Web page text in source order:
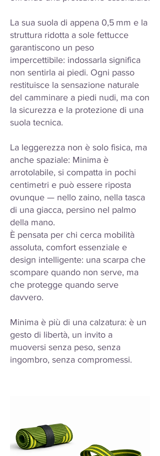
La sua suola di appena 0,5 mm e la
struttura ridotta a sole fettucce
garantiscono un peso
impercettibile: indossarla significa
non sentirla ai piedi. Ogni passo
restituisce la sensazione naturale
del camminare a piedi nudi, ma con
la sicurezza e la protezione di una
suola tecnica.
La leggerezza non è solo fisica, ma
anche spaziale: Minima è
arrotolabile, si compatta in pochi
centimetri e può essere riposta
ovunque — nello zaino, nella tasca
di una giacca, persino nel palmo
della mano.
È pensata per chi cerca mobilità
assoluta, comfort essenziale e
design intelligente: una scarpa che
scompare quando non serve, ma
che protegge quando serve
davvero.
Minima è più di una calzatura: è un
gesto di libertà, un invito a
muoversi senza peso, senza
ingombro, senza compromessi.